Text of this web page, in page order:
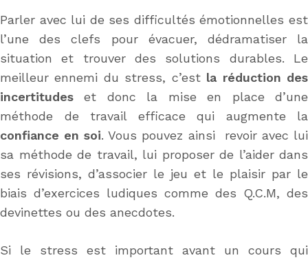
Parler avec lui de ses difficultés émotionnelles est
l’une des clefs pour évacuer, dédramatiser la
situation et trouver des solutions durables. Le
meilleur ennemi du stress, c’estla réduction des
incertitudes et donc la mise en place d’une
méthode de travail efficace qui augmente la
confiance en soi. Vous pouvez ainsi revoir avec lui
sa méthode de travail, lui proposer de l’aider dans
ses révisions, d’associer le jeu et le plaisir par le
biais d’exercices ludiques comme des Q.C.M, des
devinettes ou des anecdotes.
Si le stress est important avant un cours qui